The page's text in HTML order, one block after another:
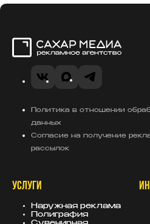
VK MAXTelegram
Политика в отношении
данных
Согласие на получение
рассылок
УСЛУГИ
Наружная реклама
Полиграфия